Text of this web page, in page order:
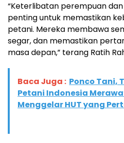
“Keterlibatan perempuan
penting untuk memastikan
petani. Mereka membawa
segar, dan memastikan
masa depan,” terang Ratih
Baca Juga : Ponco Tani,
Petani Indonesia
Menggelar HUT yang